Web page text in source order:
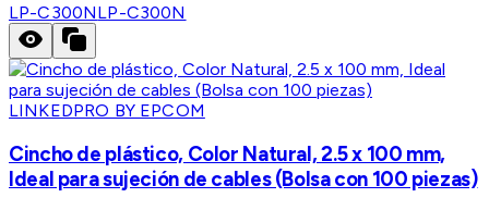
LP-C300NLP-C300N
LINKEDPRO BY EPCOM
Cincho de plástico, Color Natural, 2.5 x 100 mm,
Ideal para sujeción de cables (Bolsa con 100 piezas)